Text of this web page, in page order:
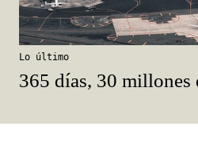
Lo último
365 días, 30 millones